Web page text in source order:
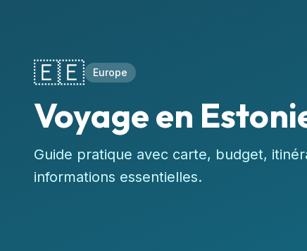
🇪🇪 Europe
Voyage en
Guide pratique avec carte, budget,
informations essentielles.